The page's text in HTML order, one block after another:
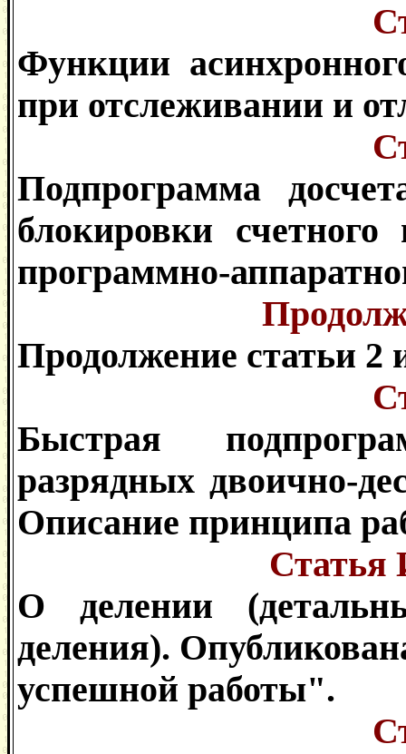
Функции
при отслеживании и
Подпрограмма
блокировки
программно-
Продолжение статьи 2
Быстрая
разрядных двоично-
Описание принципа
Статья
О делении
деления).
успешной работы".